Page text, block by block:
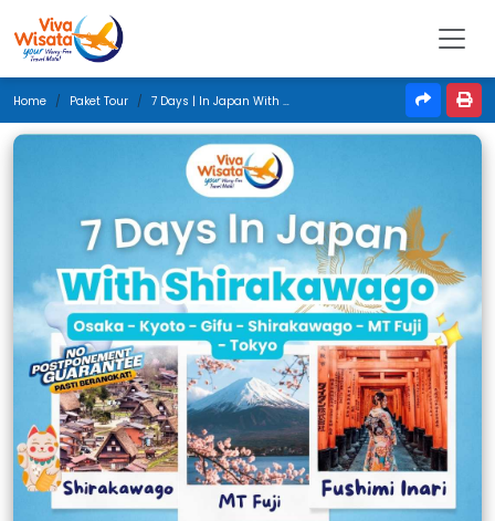
Home Paket Tour 7 Days | In Japan With Shirakawago | November 2024 | Jakarta